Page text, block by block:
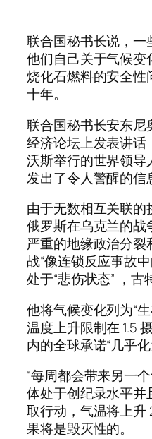
联合国秘书长说，一
他们自己关于气候
烧化石燃料的安全性
十年。
联合国秘书长安东尼
经济论坛上发表讲
沃斯举行的世界领
发出了令人警醒的信
由于无数相互关联
俄罗斯在乌克兰的
严重的地缘政治分裂
战“像连锁反应事故
处于“悲伤状态” ，古
他将气候变化列为“
温度上升限制在 1.5
内的全球承诺“几乎化
“每周都会带来另一
体处于创纪录水平
取行动，气温将上升
果将是毁灭性的。